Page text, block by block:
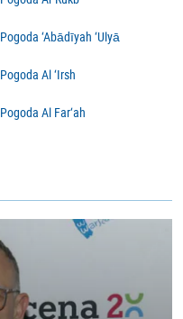
Pogoda ‘Abādīyah ‘Ulyā
Pogoda Al ‘Irsh
Pogoda Al Far‘ah